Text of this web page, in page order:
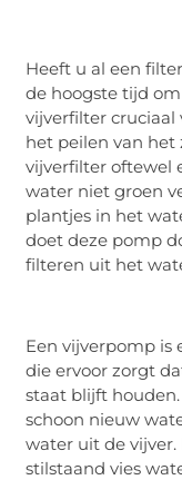
Heeft u al een
de hoogste tijd
vijverfilter cruciaal
het peilen van het
vijverfilter oftewel
water niet groen
plantjes in het
doet deze pomp
filteren uit het
Een vijverpomp is
die ervoor zorgt
staat blijft
schoon nieuw
water uit de
stilstaand vies